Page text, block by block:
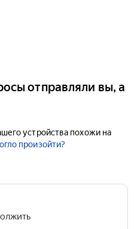
отправляли вы, а
устройства похожи на
произойти?